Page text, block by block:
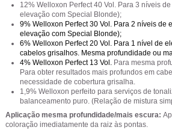
12% Welloxon Perfect 40 Vol. Para 3 níveis
elevação com Special Blonde);
9% Welloxon Perfect 30 Vol. Para 2 níveis de
elevação com Special Blonde);
6% Welloxon Perfect 20 Vol. Para 1 nível de
cabelos grisalhos. Mesma profundidade ou
4% Welloxon Perfect 13 Vol. Para mesma
Para obter resultados mais profundos em
necessidade de cobertura grisalha.
1,9% Welloxon perfeito para serviços de
balanceamento puro. (Relação de mistura
Aplicação mesma profundidade/mais escura:
coloração imediatamente da raiz às pontas.